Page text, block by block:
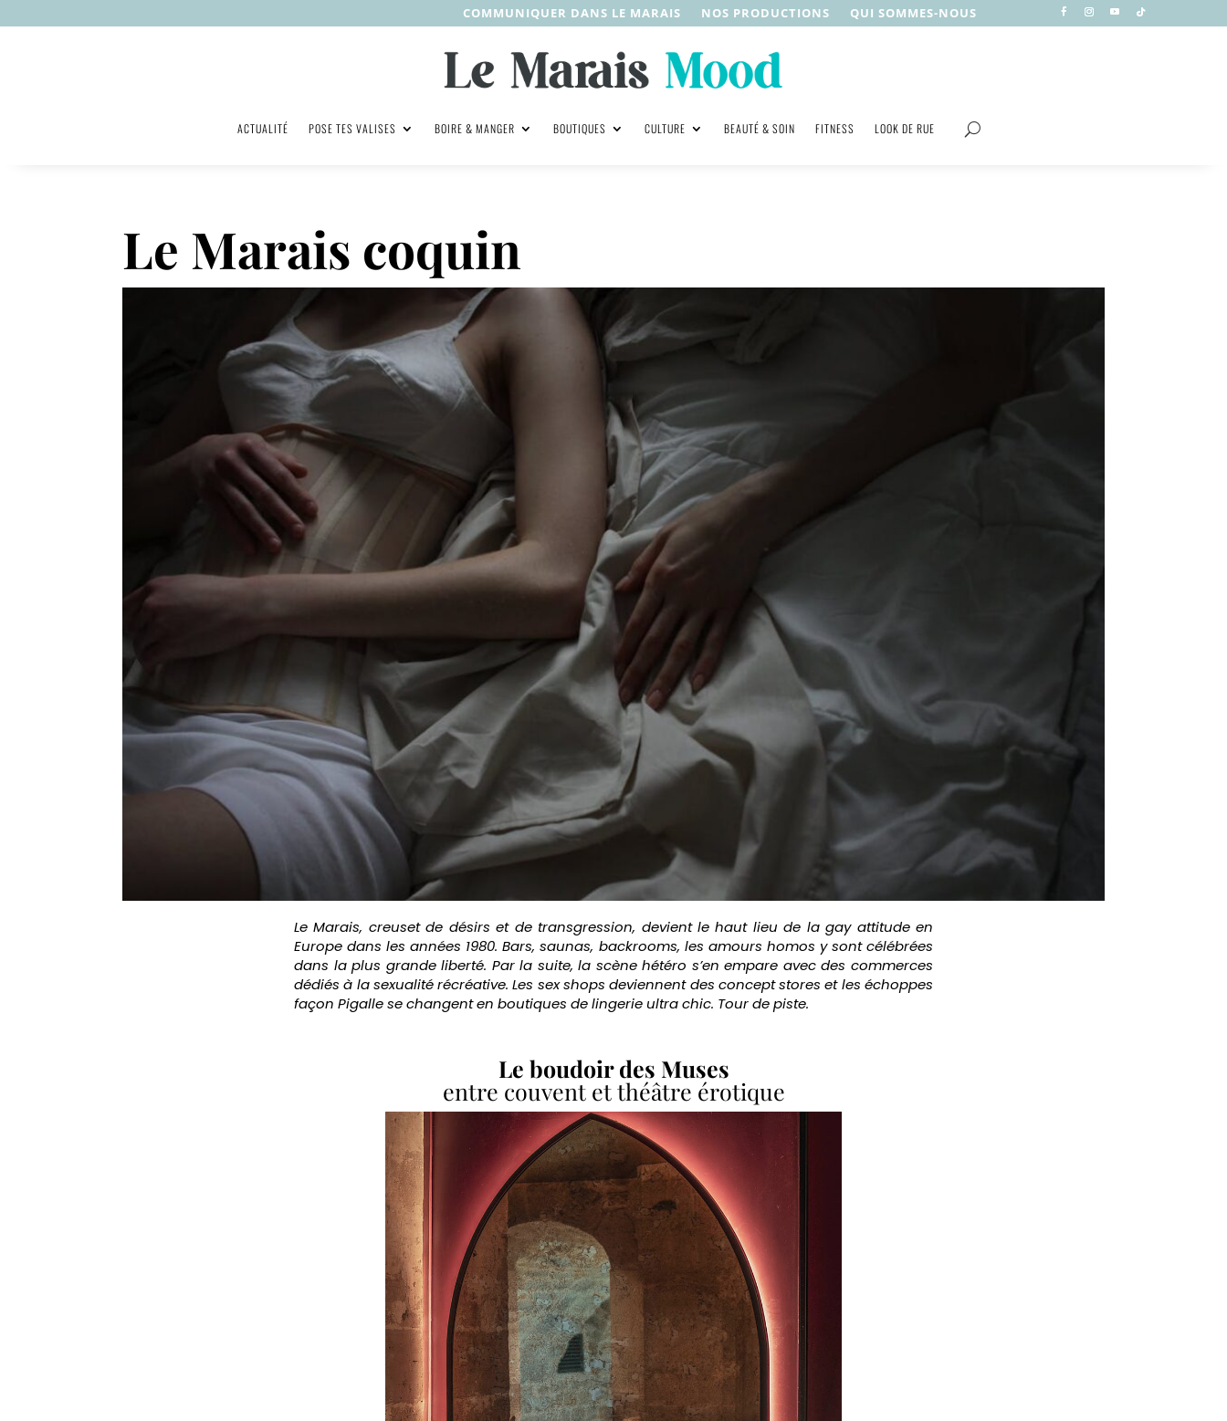
COMMUNIQUER DANS LE MARAIS NOS PRODUCTIONS QUI SOMMES-NOUS
ACTUALITÉ POSE TES VALISES BOIRE & MANGER BOUTIQUES CULTURE BEAUTÉ & SOIN FITNESS LOOK DE RUE
Le Marais coquin
Le Marais, creuset de désirs et de transgression, devient le haut lieu de la gay attitude en
Europe dans les années 1980. Bars, saunas, backrooms, les amours homos y sont célébrées
dans la plus grande liberté. Par la suite, la scène hétéro s’en empare avec des commerces
dédiés à la sexualité récréative. Les sex shops deviennent des concept stores et les échoppes
façon Pigalle se changent en boutiques de lingerie ultra chic. Tour de piste.
Le boudoir des Muses
entre couvent et théâtre érotique